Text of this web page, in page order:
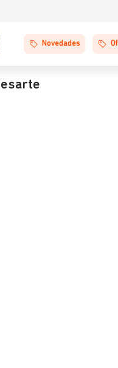
Novedades